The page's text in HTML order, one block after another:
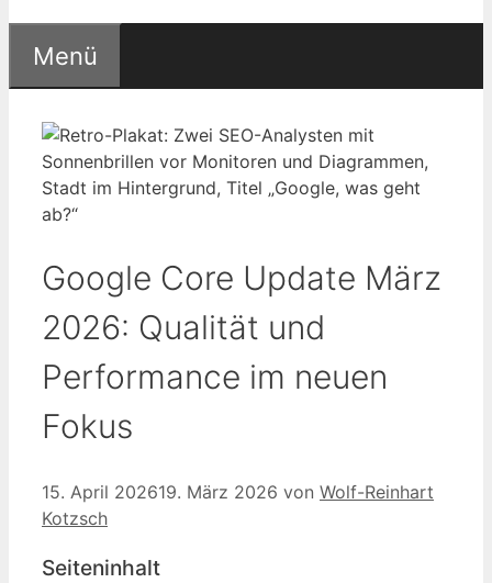
Menü
Google Core Update März
2026: Qualität und
Performance im neuen
Fokus
15. April 202619. März 2026 von Wolf-Reinhart
Kotzsch
Seiteninhalt